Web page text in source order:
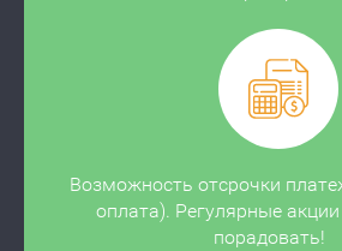
Возможность отсрочки
оплата). Регулярные
порадовать!